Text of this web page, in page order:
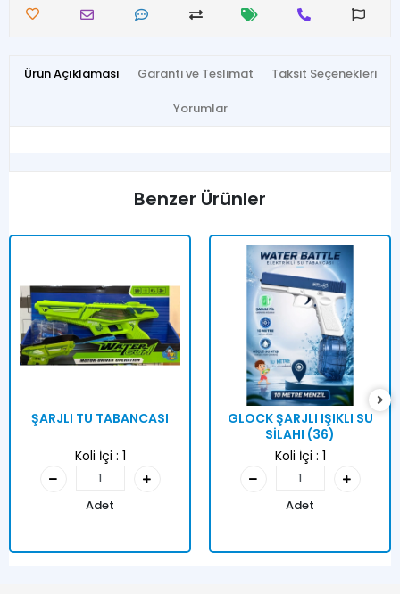
Ürün Açıklaması Garanti ve Teslimat Taksit Seçenekleri
Yorumlar
Benzer Ürünler
ŞARJLI TU TABANCASI
Koli İçi : 1
Adet
GLOCK ŞARJLI IŞIKLI SU
SİLAHI (36)
Koli İçi : 1
Adet